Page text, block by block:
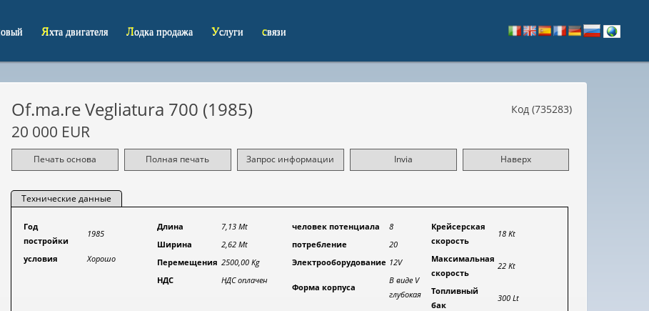
новый Яхта двигателя Лодка продажа Услуги связи
Of.ma.re Vegliatura 700 (1985) Код (735283)
20 000 EUR
Печать основа Полная печать Запрос информации Invia Наверх
Технические данные
Год
постройки
1985
условия Хорошо
Длина
7,13 Mt
Ширина
2,62 Mt
Перемещения 2500,00 Kg
НДС
НДС оплачен
человек потенциала
8
потребление
20
Электрооборудование 12V
Форма корпуса
В виде V
глубокая
Крейсерская
скорость
18 Kt
Максимальная
скорость
22 Kt
Топливный
бак
300 Lt